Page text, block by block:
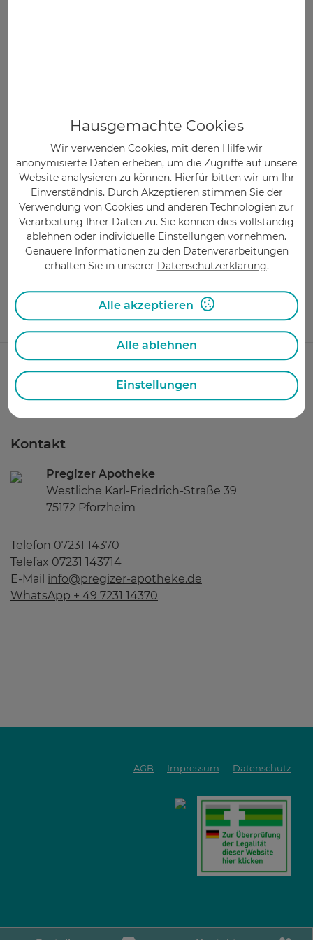
Hausgemachte Cookies
Wir verwenden Cookies, mit deren Hilfe wir
anonymisierte Daten erheben, um die Zugriffe auf unsere
Website analysieren zu können. Hierfür bitten wir um Ihr
Einverständnis. Durch Akzeptieren stimmen Sie der
Verwendung von Cookies und anderen Technologien zur
Verarbeitung Ihrer Daten zu. Sie können dies vollständig
ablehnen oder individuelle Einstellungen vornehmen.
Genauere Informationen zu den Datenverarbeitungen
erhalten Sie in unserer Datenschutzerklärung.
Alle akzeptieren
Alle ablehnen
Einstellungen
Man kann sich Nervenzellen als Ball vorstellen,
von dem aus viele Stränge abzweigen. Diese
Stränge stehen mit anderen Strängen in
Kontakt. Von einem ...
# Autoimmunerkrankungen, #Entzündung,
#Immunsystem ,#Mikronährstoffe,# Vitamin D,
#Vitamine
Kontakt
Pregizer Apotheke
Westliche Karl-Friedrich-Straße 39
75172 Pforzheim
Telefon 07231 14370
Telefax 07231 143714
E-Mail info@pregizer-apotheke.de
WhatsApp + 49 7231 14370
AGB Impressum Datenschutz